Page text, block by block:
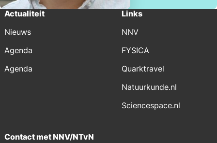
Actualiteit
Nieuws
Agenda
Agenda
Links
NNV
FYSICA
Quarktravel
Natuurkunde.nl
Sciencespace.nl
Contact met NNV/NTvN